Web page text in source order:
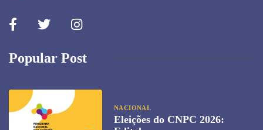
Popular Post
NACIONAL
Eleições do CNPC 2026: